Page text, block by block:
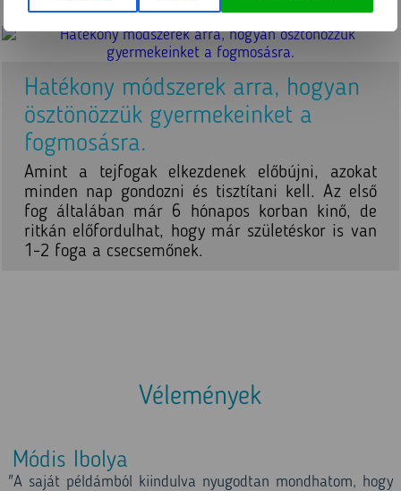
Hatékony módszerek arra, hogyan
ösztönözzük gyermekeinket a
fogmosásra.
Amint a tejfogak elkezdenek előbújni, azokat
minden nap gondozni és tisztítani kell. Az első
fog általában már 6 hónapos korban kinő, de
ritkán előfordulhat, hogy már születéskor is van
1-2 foga a csecsemőnek.
Vélemények
Módis Ibolya
"A saját példámból kiindulva nyugodtan mondhatom, hogy